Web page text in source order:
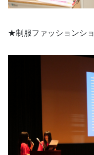
★制服ファッションシ